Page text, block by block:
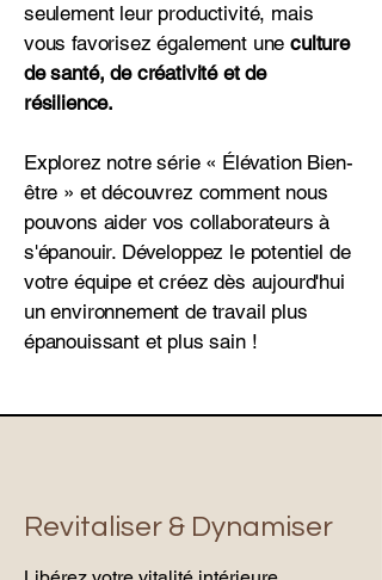
seulement leur productivité, mais
vous favorisez également uneculture
de santé, de créativité et de
résilience.
Explorez notre série « Élévation Bien-
être » et découvrez comment nous
pouvons aider vos collaborateurs à
s'épanouir. Développez le potentiel de
votre équipe et créez dès aujourd'hui
un environnement de travail plus
épanouissant et plus sain !
Revitaliser & Dynamiser